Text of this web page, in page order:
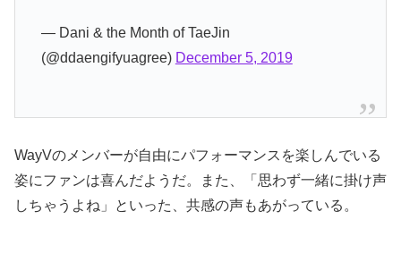
— Dani & the Month of TaeJin
(@ddaengifyuagree) December 5, 2019
WayVのメンバーが自由にパフォーマンスを楽しんでいる
姿にファンは喜んだようだ。また、「思わず一緒に掛け声
しちゃうよね」といった、共感の声もあがっている。